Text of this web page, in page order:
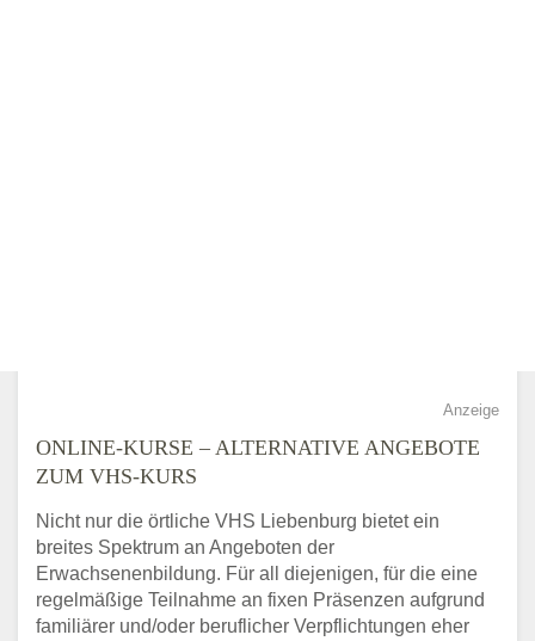
Anzeige
ONLINE-KURSE – ALTERNATIVE ANGEBOTE
ZUM VHS-KURS
Nicht nur die örtliche VHS Liebenburg bietet ein
breites Spektrum an Angeboten der
Erwachsenenbildung. Für all diejenigen, für die eine
regelmäßige Teilnahme an fixen Präsenzen aufgrund
familiärer und/oder beruflicher Verpflichtungen eher